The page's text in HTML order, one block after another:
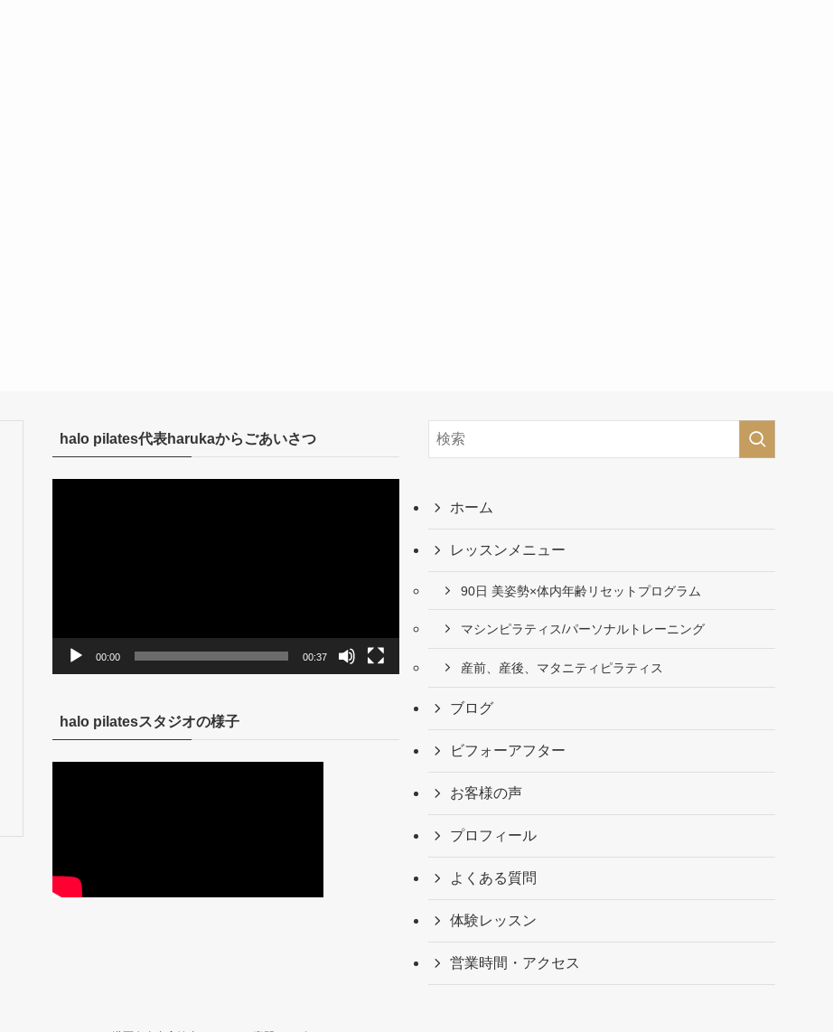
halo pilates代表harukaからごあいさつ
00:00 00:37
halo pilatesスタジオの様子
ホーム
レッスンメニュー
90日 美姿勢×体内年齢リセットプログラム
マシンピラティス/パーソナルトレーニング
産前、産後、マタニティピラティス
ブログ
ビフォーアフター
お客様の声
プロフィール
よくある質問
体験レッスン
営業時間・アクセス